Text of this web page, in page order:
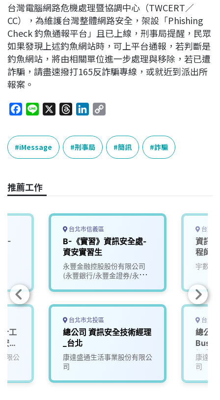
台灣電腦網路危機處理暨協調中心（TWCERT／
CC），為維護台灣整體網路安全，架設「Phishing
Check 釣魚通報平台」且已上線，刑事局提醒，民眾
如果發現上述釣魚網站時，可上平台通報，若判斷是
釣魚網站，將由相關單位進一步處理與移除，若已遭
詐騙，請盡速撥打165反詐騙專線，或就近到派出所
報案。
c
e
b
o
k
n
e
r
e
a
n
k
e
n
y
k
iMessage 刑事局 簡訊 詐騙
推薦工作
工
全
限公
台北市信義區
B-《實習》資訊安全處-
資安實習生
永豐金融控股股份有限公司
(永豐銀行/永豐金證券/永豐
台北市北投區
總公司 資訊安全技術經理
_台北
康達盛通生活事業股份有限公
司
台北
資訊
程師
宇數科
台北
總公
訊安
康達盛
司